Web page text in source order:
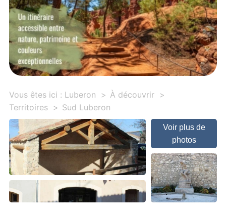
Vous êtes ici : Luberon
À découvrir
Territoires
Sud Luberon
Voir plus de
photos